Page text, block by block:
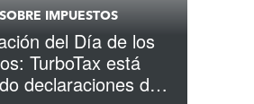
IMPUESTOS
del Día de los
TurboTax está
declaraciones de